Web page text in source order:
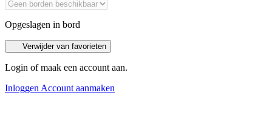
Opgeslagen in bord
Verwijder van favorieten
Login of maak een account aan.
InloggenAccount aanmaken